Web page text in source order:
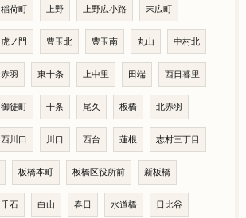
稲荷町 上野 上野広小路 末広町
虎ノ門 豊玉北 豊玉南 丸山 中村北
赤羽 東十条 上中里 田端 西日暮里
御徒町 十条 尾久 板橋 北赤羽
西川口 川口 西台 蓮根 志村三丁目
板橋本町 板橋区役所前 新板橋
千石 白山 春日 水道橋 日比谷